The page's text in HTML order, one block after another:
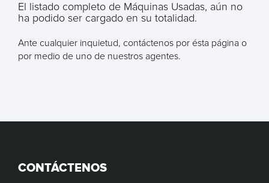
El listado completo de Máquinas Usadas, aún no
ha podido ser cargado en su totalidad.
Ante cualquier inquietud, contáctenos por ésta página o
por medio de uno de nuestros agentes.
CONTÁCTENOS